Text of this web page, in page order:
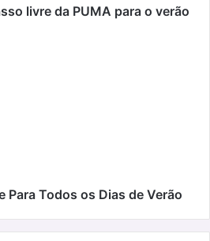
livre da PUMA para o verão
Para Todos os Dias de Verão